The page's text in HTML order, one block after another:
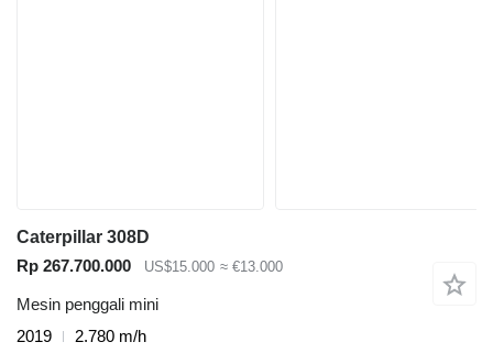
Caterpillar 308D
Rp 267.700.000
US$15.000 ≈ €13.000
Mesin penggali mini
2019
2.780 m/h